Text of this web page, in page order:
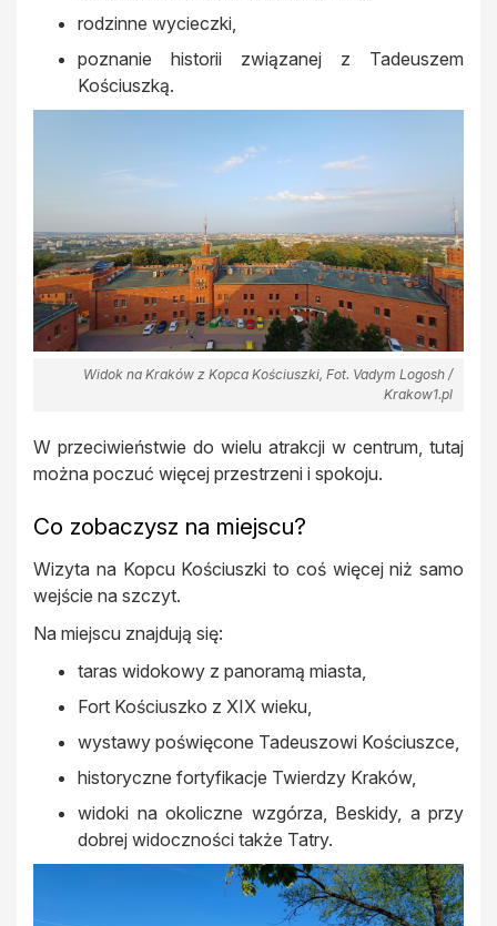
rodzinne wycieczki,
poznanie historii związanej z Tadeuszem
Kościuszką.
Widok na Kraków z Kopca Kościuszki, Fot. Vadym Logosh /
Krakow1.pl
W przeciwieństwie do wielu atrakcji w centrum, tutaj
można poczuć więcej przestrzeni i spokoju.
Co zobaczysz na miejscu?
Wizyta na Kopcu Kościuszki to coś więcej niż samo
wejście na szczyt.
Na miejscu znajdują się:
taras widokowy z panoramą miasta,
Fort Kościuszko z XIX wieku,
wystawy poświęcone Tadeuszowi Kościuszce,
historyczne fortyfikacje Twierdzy Kraków,
widoki na okoliczne wzgórza, Beskidy, a przy
dobrej widoczności także Tatry.